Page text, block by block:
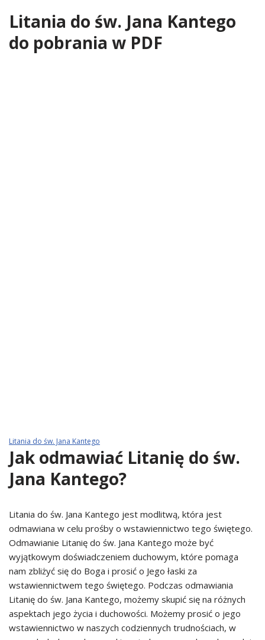
Litania do św. Jana Kantego
do pobrania w PDF
Litania do św. Jana Kantego
Jak odmawiać Litanię do św.
Jana Kantego?
Litania do św. Jana Kantego jest modlitwą, która jest
odmawiana w celu prośby o wstawiennictwo tego świętego.
Odmawianie Litanię do św. Jana Kantego może być
wyjątkowym doświadczeniem duchowym, które pomaga
nam zbliżyć się do Boga i prosić o Jego łaski za
wstawiennictwem tego świętego. Podczas odmawiania
Litanię do św. Jana Kantego, możemy skupić się na różnych
aspektach jego życia i duchowości. Możemy prosić o jego
wstawiennictwo w naszych codziennych trudnościach, w